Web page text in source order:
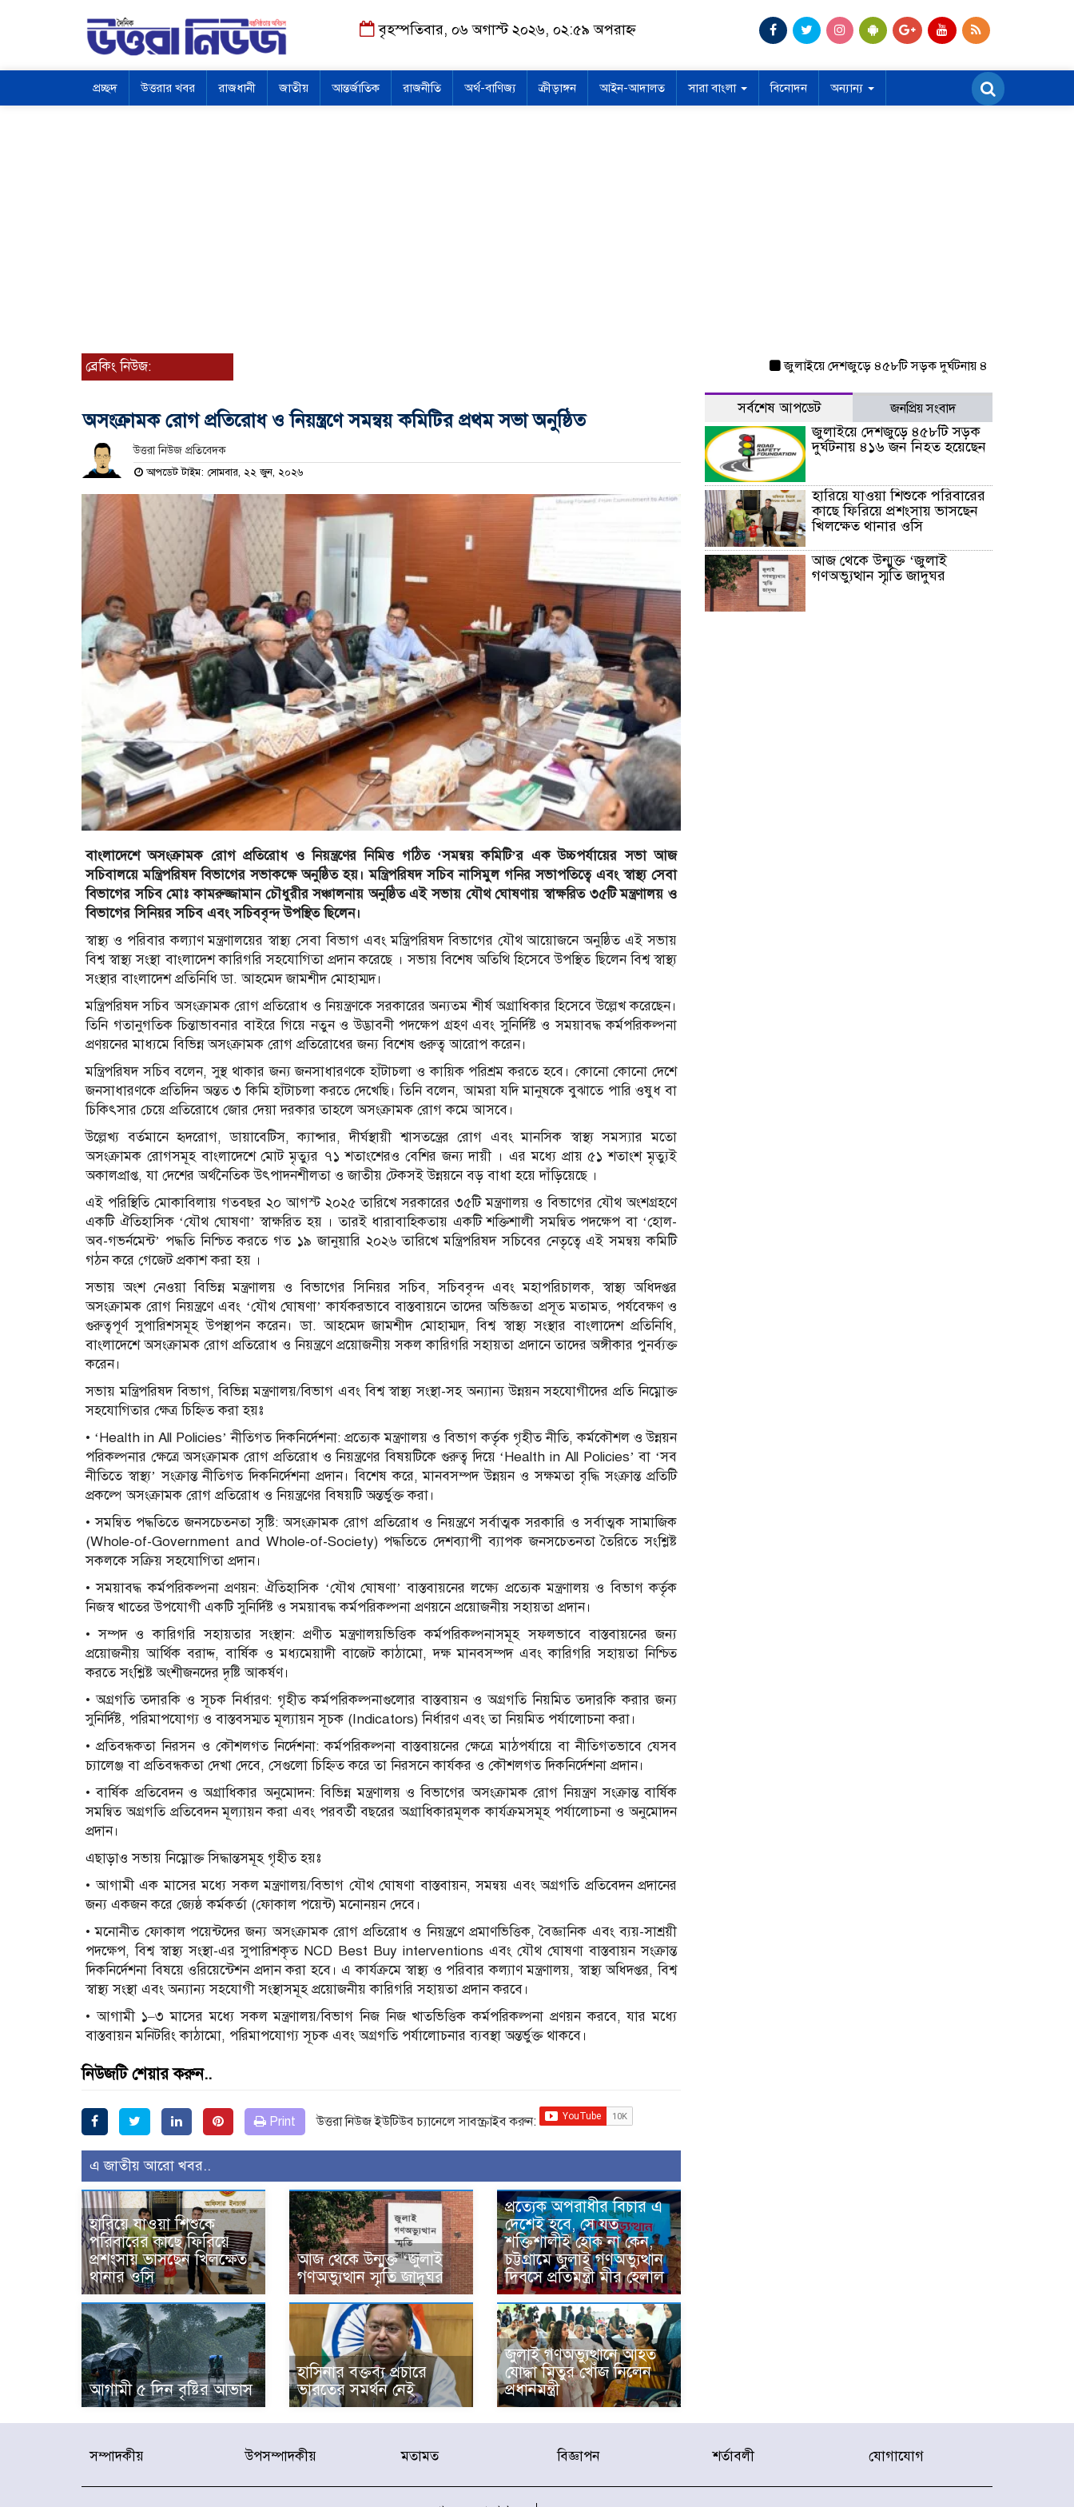
বৃহস্পতিবার, ০৬ অগাস্ট ২০২৬, ০২:৫৯ অপরাহ্ন
প্রচ্ছদ উত্তরার খবর রাজধানী জাতীয় আন্তর্জাতিক রাজনীতি অর্থ-বাণিজ্য ক্রীড়াঙ্গন আইন-আদালত সারা বাংলা বিনোদন অন্যান্য
ব্রেকিং নিউজ: জুলাইয়ে দেশজুড়ে ৪৫৮টি সড়ক দুর্ঘটনায় ৪১৬ জন নিহত হয়েছেন
অসংক্রামক রোগ প্রতিরোধ ও নিয়ন্ত্রণে সমন্বয় কমিটির প্রথম সভা অনুষ্ঠিত
উত্তরা নিউজ প্রতিবেদক
আপডেট টাইম: সোমবার, ২২ জুন, ২০২৬
বাংলাদেশে অসংক্রামক রোগ প্রতিরোধ ও নিয়ন্ত্রণের নিমিত্ত গঠিত ‘সমন্বয় কমিটি’র এক উচ্চপর্যায়ের সভা আজ
সচিবালয়ে মন্ত্রিপরিষদ বিভাগের সভাকক্ষে অনুষ্ঠিত হয়। মন্ত্রিপরিষদ সচিব নাসিমুল গনির সভাপতিত্বে এবং স্বাস্থ্য সেবা
বিভাগের সচিব মোঃ কামরুজ্জামান চৌধুরীর সঞ্চালনায় অনুষ্ঠিত এই সভায় যৌথ ঘোষণায় স্বাক্ষরিত ৩৫টি মন্ত্রণালয় ও
বিভাগের সিনিয়র সচিব এবং সচিববৃন্দ উপস্থিত ছিলেন।
স্বাস্থ্য ও পরিবার কল্যাণ মন্ত্রণালয়ের স্বাস্থ্য সেবা বিভাগ এবং মন্ত্রিপরিষদ বিভাগের যৌথ আয়োজনে অনুষ্ঠিত এই সভায়
বিশ্ব স্বাস্থ্য সংস্থা বাংলাদেশ কারিগরি সহযোগিতা প্রদান করেছে । সভায় বিশেষ অতিথি হিসেবে উপস্থিত ছিলেন বিশ্ব স্বাস্থ্য
সংস্থার বাংলাদেশ প্রতিনিধি ডা. আহমেদ জামশীদ মোহাম্মদ।
মন্ত্রিপরিষদ সচিব অসংক্রামক রোগ প্রতিরোধ ও নিয়ন্ত্রণকে সরকারের অন্যতম শীর্ষ অগ্রাধিকার হিসেবে উল্লেখ করেছেন।
তিনি গতানুগতিক চিন্তাভাবনার বাইরে গিয়ে নতুন ও উদ্ভাবনী পদক্ষেপ গ্রহণ এবং সুনির্দিষ্ট ও সময়াবদ্ধ কর্মপরিকল্পনা
প্রণয়নের মাধ্যমে বিভিন্ন অসংক্রামক রোগ প্রতিরোধের জন্য বিশেষ গুরুত্ব আরোপ করেন।
মন্ত্রিপরিষদ সচিব বলেন, সুস্থ থাকার জন্য জনসাধারণকে হাঁটাচলা ও কায়িক পরিশ্রম করতে হবে। কোনো কোনো দেশে
জনসাধারণকে প্রতিদিন অন্তত ৩ কিমি হাঁটাচলা করতে দেখেছি। তিনি বলেন, আমরা যদি মানুষকে বুঝাতে পারি ওষুধ বা
চিকিৎসার চেয়ে প্রতিরোধে জোর দেয়া দরকার তাহলে অসংক্রামক রোগ কমে আসবে।
উল্লেখ্য বর্তমানে হৃদরোগ, ডায়াবেটিস, ক্যান্সার, দীর্ঘস্থায়ী শ্বাসতন্ত্রের রোগ এবং মানসিক স্বাস্থ্য সমস্যার মতো
অসংক্রামক রোগসমূহ বাংলাদেশে মোট মৃত্যুর ৭১ শতাংশেরও বেশির জন্য দায়ী । এর মধ্যে প্রায় ৫১ শতাংশ মৃত্যুই
অকালপ্রাপ্ত, যা দেশের অর্থনৈতিক উৎপাদনশীলতা ও জাতীয় টেকসই উন্নয়নে বড় বাধা হয়ে দাঁড়িয়েছে ।
এই পরিস্থিতি মোকাবিলায় গতবছর ২০ আগস্ট ২০২৫ তারিখে সরকারের ৩৫টি মন্ত্রণালয় ও বিভাগের যৌথ অংশগ্রহণে
একটি ঐতিহাসিক ‘যৌথ ঘোষণা’ স্বাক্ষরিত হয় । তারই ধারাবাহিকতায় একটি শক্তিশালী সমন্বিত পদক্ষেপ বা ‘হোল-
অব-গভর্নমেন্ট’ পদ্ধতি নিশ্চিত করতে গত ১৯ জানুয়ারি ২০২৬ তারিখে মন্ত্রিপরিষদ সচিবের নেতৃত্বে এই সমন্বয় কমিটি
গঠন করে গেজেট প্রকাশ করা হয় ।
সভায় অংশ নেওয়া বিভিন্ন মন্ত্রণালয় ও বিভাগের সিনিয়র সচিব, সচিববৃন্দ এবং মহাপরিচালক, স্বাস্থ্য অধিদপ্তর
অসংক্রামক রোগ নিয়ন্ত্রণে এবং ‘যৌথ ঘোষণা’ কার্যকরভাবে বাস্তবায়নে তাদের অভিজ্ঞতা প্রসূত মতামত, পর্যবেক্ষণ ও
গুরুত্বপূর্ণ সুপারিশসমূহ উপস্থাপন করেন। ডা. আহমেদ জামশীদ মোহাম্মদ, বিশ্ব স্বাস্থ্য সংস্থার বাংলাদেশ প্রতিনিধি,
বাংলাদেশে অসংক্রামক রোগ প্রতিরোধ ও নিয়ন্ত্রণে প্রয়োজনীয় সকল কারিগরি সহায়তা প্রদানে তাদের অঙ্গীকার পুনর্ব্যক্ত
করেন।
সভায় মন্ত্রিপরিষদ বিভাগ, বিভিন্ন মন্ত্রণালয়/বিভাগ এবং বিশ্ব স্বাস্থ্য সংস্থা-সহ অন্যান্য উন্নয়ন সহযোগীদের প্রতি নিম্নোক্ত
সহযোগিতার ক্ষেত্র চিহ্নিত করা হয়ঃ
• ‘Health in All Policies’ নীতিগত দিকনির্দেশনা: প্রত্যেক মন্ত্রণালয় ও বিভাগ কর্তৃক গৃহীত নীতি, কর্মকৌশল ও উন্নয়ন
পরিকল্পনার ক্ষেত্রে অসংক্রামক রোগ প্রতিরোধ ও নিয়ন্ত্রণের বিষয়টিকে গুরুত্ব দিয়ে ‘Health in All Policies’ বা ‘সব
নীতিতে স্বাস্থ্য’ সংক্রান্ত নীতিগত দিকনির্দেশনা প্রদান। বিশেষ করে, মানবসম্পদ উন্নয়ন ও সক্ষমতা বৃদ্ধি সংক্রান্ত প্রতিটি
প্রকল্পে অসংক্রামক রোগ প্রতিরোধ ও নিয়ন্ত্রণের বিষয়টি অন্তর্ভুক্ত করা।
• সমন্বিত পদ্ধতিতে জনসচেতনতা সৃষ্টি: অসংক্রামক রোগ প্রতিরোধ ও নিয়ন্ত্রণে সর্বাত্মক সরকারি ও সর্বাত্মক সামাজিক
(Whole-of-Government and Whole-of-Society) পদ্ধতিতে দেশব্যাপী ব্যাপক জনসচেতনতা তৈরিতে সংশ্লিষ্ট
সকলকে সক্রিয় সহযোগিতা প্রদান।
• সময়াবদ্ধ কর্মপরিকল্পনা প্রণয়ন: ঐতিহাসিক ‘যৌথ ঘোষণা’ বাস্তবায়নের লক্ষ্যে প্রত্যেক মন্ত্রণালয় ও বিভাগ কর্তৃক
নিজস্ব খাতের উপযোগী একটি সুনির্দিষ্ট ও সময়াবদ্ধ কর্মপরিকল্পনা প্রণয়নে প্রয়োজনীয় সহায়তা প্রদান।
• সম্পদ ও কারিগরি সহায়তার সংস্থান: প্রণীত মন্ত্রণালয়ভিত্তিক কর্মপরিকল্পনাসমূহ সফলভাবে বাস্তবায়নের জন্য
প্রয়োজনীয় আর্থিক বরাদ্দ, বার্ষিক ও মধ্যমেয়াদী বাজেট কাঠামো, দক্ষ মানবসম্পদ এবং কারিগরি সহায়তা নিশ্চিত
করতে সংশ্লিষ্ট অংশীজনদের দৃষ্টি আকর্ষণ।
• অগ্রগতি তদারকি ও সূচক নির্ধারণ: গৃহীত কর্মপরিকল্পনাগুলোর বাস্তবায়ন ও অগ্রগতি নিয়মিত তদারকি করার জন্য
সুনির্দিষ্ট, পরিমাপযোগ্য ও বাস্তবসম্মত মূল্যায়ন সূচক (Indicators) নির্ধারণ এবং তা নিয়মিত পর্যালোচনা করা।
• প্রতিবন্ধকতা নিরসন ও কৌশলগত নির্দেশনা: কর্মপরিকল্পনা বাস্তবায়নের ক্ষেত্রে মাঠপর্যায়ে বা নীতিগতভাবে যেসব
চ্যালেঞ্জ বা প্রতিবন্ধকতা দেখা দেবে, সেগুলো চিহ্নিত করে তা নিরসনে কার্যকর ও কৌশলগত দিকনির্দেশনা প্রদান।
• বার্ষিক প্রতিবেদন ও অগ্রাধিকার অনুমোদন: বিভিন্ন মন্ত্রণালয় ও বিভাগের অসংক্রামক রোগ নিয়ন্ত্রণ সংক্রান্ত বার্ষিক
সমন্বিত অগ্রগতি প্রতিবেদন মূল্যায়ন করা এবং পরবর্তী বছরের অগ্রাধিকারমূলক কার্যক্রমসমূহ পর্যালোচনা ও অনুমোদন
প্রদান।
এছাড়াও সভায় নিম্নোক্ত সিদ্ধান্তসমূহ গৃহীত হয়ঃ
• আগামী এক মাসের মধ্যে সকল মন্ত্রণালয়/বিভাগ যৌথ ঘোষণা বাস্তবায়ন, সমন্বয় এবং অগ্রগতি প্রতিবেদন প্রদানের
জন্য একজন করে জ্যেষ্ঠ কর্মকর্তা (ফোকাল পয়েন্ট) মনোনয়ন দেবে।
• মনোনীত ফোকাল পয়েন্টদের জন্য অসংক্রামক রোগ প্রতিরোধ ও নিয়ন্ত্রণে প্রমাণভিত্তিক, বৈজ্ঞানিক এবং ব্যয়-সাশ্রয়ী
পদক্ষেপ, বিশ্ব স্বাস্থ্য সংস্থা-এর সুপারিশকৃত NCD Best Buy interventions এবং যৌথ ঘোষণা বাস্তবায়ন সংক্রান্ত
দিকনির্দেশনা বিষয়ে ওরিয়েন্টেশন প্রদান করা হবে। এ কার্যক্রমে স্বাস্থ্য ও পরিবার কল্যাণ মন্ত্রণালয়, স্বাস্থ্য অধিদপ্তর, বিশ্ব
স্বাস্থ্য সংস্থা এবং অন্যান্য সহযোগী সংস্থাসমূহ প্রয়োজনীয় কারিগরি সহায়তা প্রদান করবে।
• আগামী ১–৩ মাসের মধ্যে সকল মন্ত্রণালয়/বিভাগ নিজ নিজ খাতভিত্তিক কর্মপরিকল্পনা প্রণয়ন করবে, যার মধ্যে
বাস্তবায়ন মনিটরিং কাঠামো, পরিমাপযোগ্য সূচক এবং অগ্রগতি পর্যালোচনার ব্যবস্থা অন্তর্ভুক্ত থাকবে।
নিউজটি শেয়ার করুন..
Print উত্তরা নিউজ ইউটিউব চ্যানেলে সাবস্ক্রাইব করুন:
এ জাতীয় আরো খবর..
হারিয়ে যাওয়া শিশুকে
পরিবারের কাছে ফিরিয়ে
প্রশংসায় ভাসছেন খিলক্ষেত
থানার ওসি
আজ থেকে উন্মুক্ত ‘জুলাই
গণঅভ্যুত্থান স্মৃতি জাদুঘর
প্রত্যেক অপরাধীর বিচার এ
দেশেই হবে, সে যত
শক্তিশালীই হোক না কেন,
চট্টগ্রামে জুলাই গণঅভ্যুত্থান
দিবসে প্রতিমন্ত্রী মীর হেলাল
আগামী ৫ দিন বৃষ্টির আভাস
হাসিনার বক্তব্য প্রচারে
ভারতের সমর্থন নেই
জুলাই গণঅভ্যুত্থানে আহত
যোদ্ধা মিতুর খোঁজ নিলেন
প্রধানমন্ত্রী
সর্বশেষ আপডেট জনপ্রিয় সংবাদ
জুলাইয়ে দেশজুড়ে ৪৫৮টি সড়ক
দুর্ঘটনায় ৪১৬ জন নিহত হয়েছেন
হারিয়ে যাওয়া শিশুকে পরিবারের
কাছে ফিরিয়ে প্রশংসায় ভাসছেন
খিলক্ষেত থানার ওসি
আজ থেকে উন্মুক্ত ‘জুলাই
গণঅভ্যুত্থান স্মৃতি জাদুঘর
সম্পাদকীয় উপসম্পাদকীয় মতামত বিজ্ঞাপন শর্তাবলী যোগাযোগ